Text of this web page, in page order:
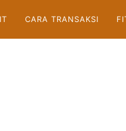
CARA TRANSAKSI